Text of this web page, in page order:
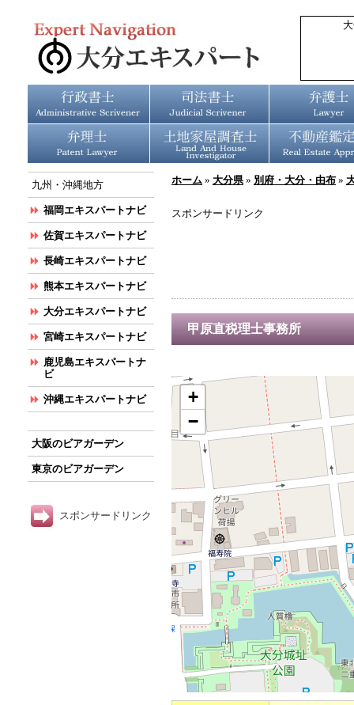
ホーム » 大分県» 別府・大分・由布 »
スポンサードリンク
甲原直税理士事務所
+
−
九州・沖縄地方
福岡エキスパートナビ
佐賀エキスパートナビ
長崎エキスパートナビ
熊本エキスパートナビ
大分エキスパートナビ
宮崎エキスパートナビ
鹿児島エキスパートナ
ビ
沖縄エキスパートナビ
大阪のビアガーデン
東京のビアガーデン
スポンサードリンク